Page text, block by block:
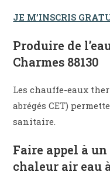
JE M’INSCRIS
Produire de
Charmes 88130
Les chauffe-eaux
abrégés CET)
sanitaire.
Faire appel à
chaleur air eau